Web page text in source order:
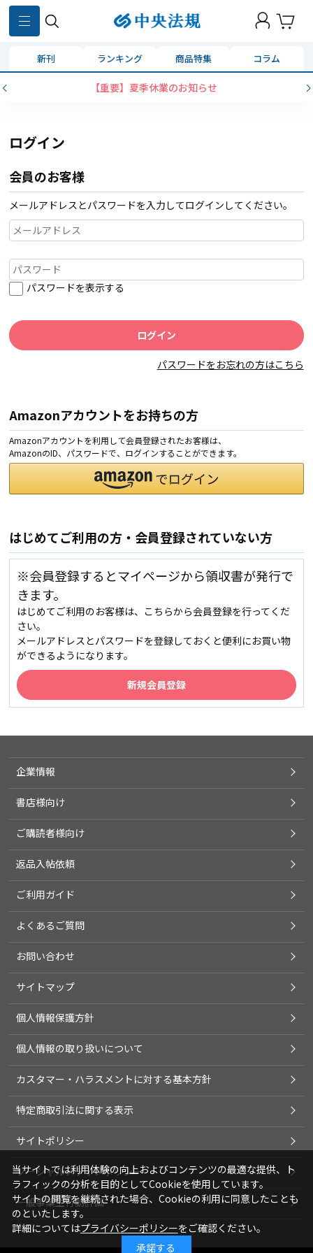
新刊 ランキング 商品特集 コラム
【重要】夏季休業のお知らせ
ログイン
会員のお客様
メールアドレスとパスワードを入力してログインしてください。
パスワードを表示する
パスワードをお忘れの方はこちら
Amazonアカウントをお持ちの方
Amazonアカウントを利用して会員登録されたお客様は、
AmazonのID、パスワードで、ログインすることができます。
はじめてご利用の方・会員登録されていない方
※会員登録するとマイページから領収書が発行で
きます。
はじめてご利用のお客様は、こちらから会員登録を行ってくだ
さい。
メールアドレスとパスワードを登録しておくと便利にお買い物
ができるようになります。
企業情報
書店様向け
ご購読者様向け
返品入帖依頼
ご利用ガイド
よくあるご質問
お問い合わせ
サイトマップ
個人情報保護方針
個人情報の取り扱いについて
カスタマー・ハラスメントに対する基本方針
特定商取引法に関する表示
サイトポリシー
ソーシャルメディアポリシー
一般事業主行動計画
当サイトでは利用体験の向上およびコンテンツの最適な提供、ト
ラフィックの分析を目的としてCookieを使用しています。
サイトの閲覧を継続された場合、Cookieの利用に同意したことも
のといたします。
詳細についてはプライバシーポリシーをご確認ください。
承諾する